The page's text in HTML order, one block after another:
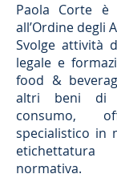
Paola Corte è
all’Ordine degli
Svolge attività
legale e
food &
altri beni di
consumo,
specialistico in
normativa.